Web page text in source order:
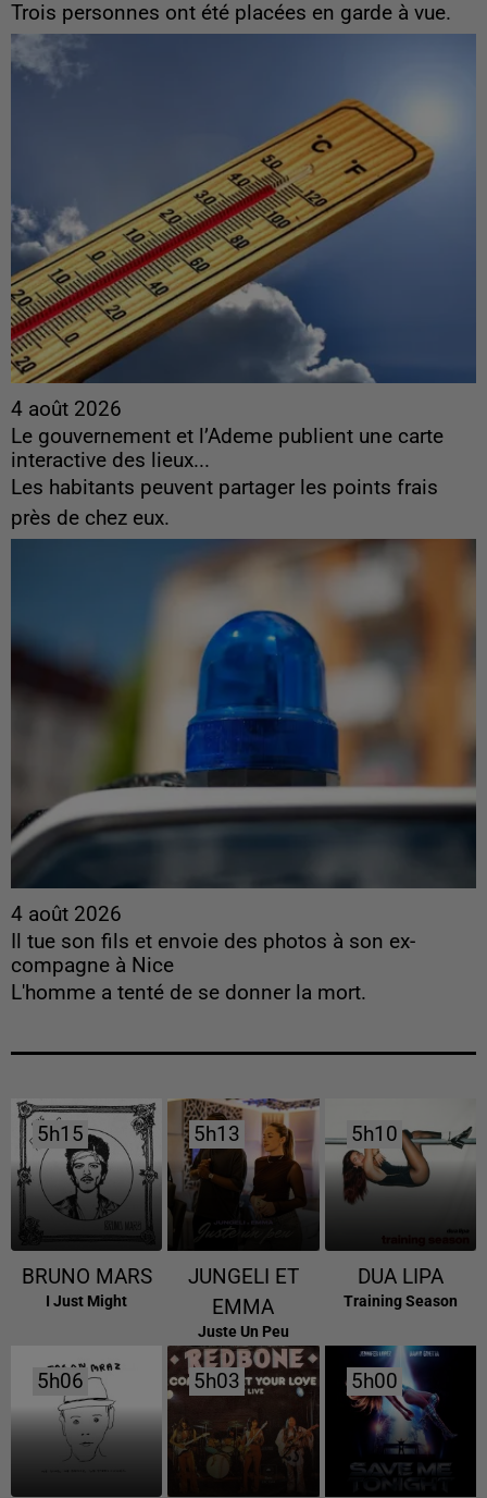
Trois personnes ont été placées en garde à vue.
4 août 2026
Le gouvernement et l’Ademe publient une carte
interactive des lieux...
Les habitants peuvent partager les points frais
près de chez eux.
4 août 2026
Il tue son fils et envoie des photos à son ex-
compagne à Nice
L'homme a tenté de se donner la mort.
5h15
5h15
BRUNO MARS
I Just Might
5h13
5h13
JUNGELI ET
EMMA
Juste Un Peu
5h10
5h10
DUA LIPA
Training Season
5h06
5h06 5h03
5h03 5h00
5h00